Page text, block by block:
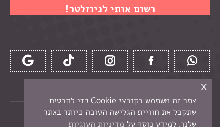
כל הזכויות שמורות לקרן -חנות יצירה בנתניה
אתר זה משתמש בקובצי Cookie כדי להבטיח
שתקבל את חוויית הגלישה הטובה ביותר באתר
שלנו. למידע נוסף על מדיניות העוגיות
x